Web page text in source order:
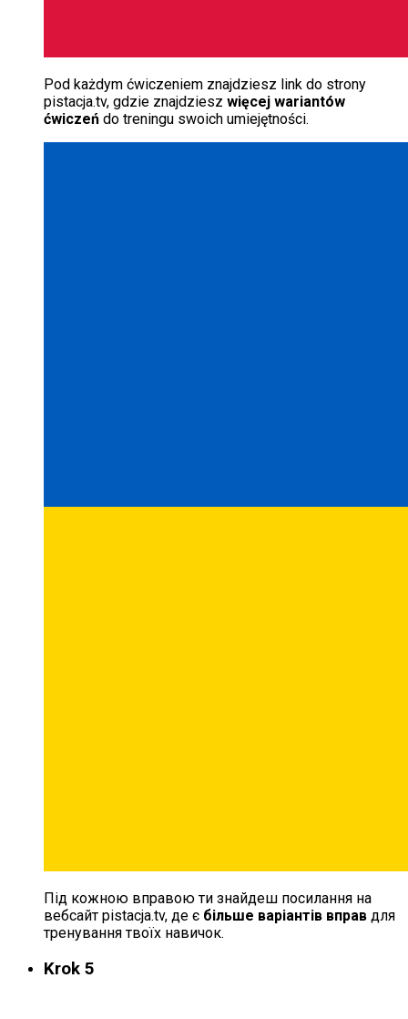
Pod każdym ćwiczeniem znajdziesz link do strony
pistacja.tv, gdzie znajdziesz więcej wariantów
ćwiczeń do treningu swoich umiejętności.
Під кожною вправою ти знайдеш посилання на
вебсайт pistacja.tv, де є більше варіантів вправ для
тренування твоїх навичок.
Krok 5